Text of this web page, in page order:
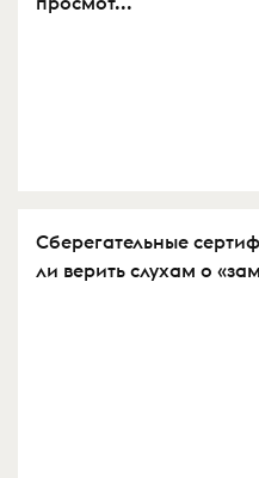
Сберегательные
ли верить слухам о